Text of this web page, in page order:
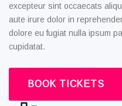
excepteur sint occaecats
aute irure dolor in
dolore eu fugiat nulla ipsum
cupidatat.
BOOK TICKETS